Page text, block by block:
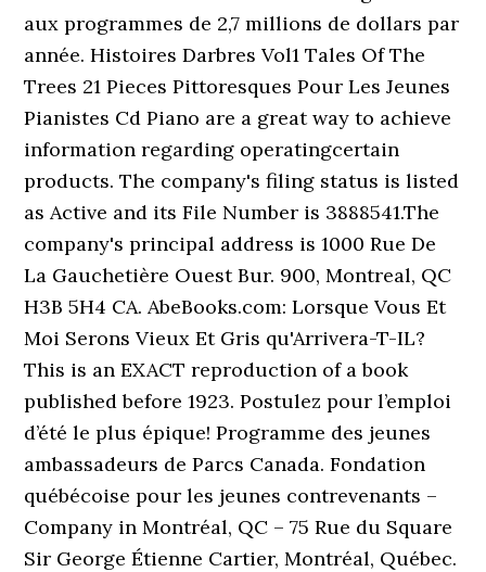
aux programmes de 2,7 millions de dollars par
année. Histoires Darbres Vol1 Tales Of The
Trees 21 Pieces Pittoresques Pour Les Jeunes
Pianistes Cd Piano are a great way to achieve
information regarding operatingcertain
products. The company's filing status is listed
as Active and its File Number is 3888541.The
company's principal address is 1000 Rue De
La Gauchetière Ouest Bur. 900, Montreal, QC
H3B 5H4 CA. AbeBooks.com: Lorsque Vous Et
Moi Serons Vieux Et Gris qu'Arrivera-T-IL?
This is an EXACT reproduction of a book
published before 1923. Postulez pour l’emploi
d’été le plus épique! Programme des jeunes
ambassadeurs de Parcs Canada. Fondation
québécoise pour les jeunes contrevenants –
Company in Montréal, QC – 75 Rue du Square
Sir George Étienne Cartier, Montréal, Québec.